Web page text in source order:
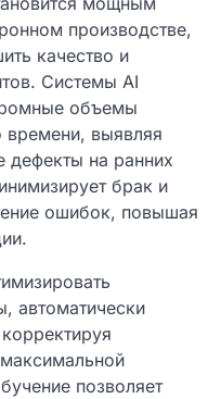
производстве,
качество и
Системы AI
объемы
выявляя
дефекты на ранних
брак и
ошибок, повышая
автоматически
позволяет